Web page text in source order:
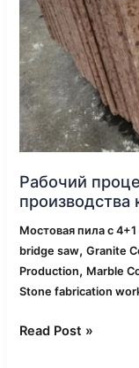
Рабочий
Мостовая пила с
bridge saw,Granite
Production, Marble
Stone fabrication
Read Post »